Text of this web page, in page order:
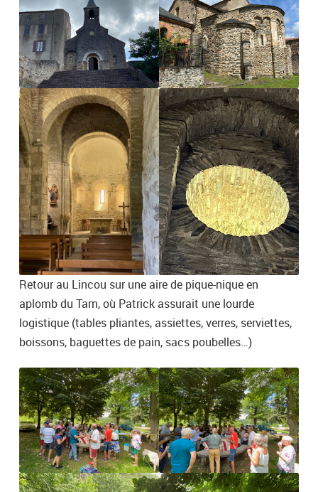
Retour au Lincou sur une aire de pique-nique en
aplomb du Tarn, où Patrick assurait une lourde
logistique (tables pliantes, assiettes, verres, serviettes,
boissons, baguettes de pain, sacs poubelles…)